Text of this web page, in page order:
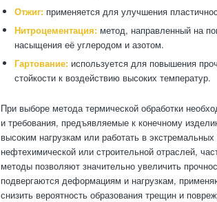
Отжиг: применяется для улучшения
Нитроцементация: метод, направленный на
насыщения её углеродом и азотом.
Гартование: используется для повышения
стойкости к воздействию высоких температур.
При выборе метода термической обработки
и требования, предъявляемые к конечному
высоким нагрузкам или работать в
нефтехимической или строительной отраслей,
методы позволяют значительно увеличить
подвергаются деформациям и нагрузкам,
снизить вероятность образования трещин и